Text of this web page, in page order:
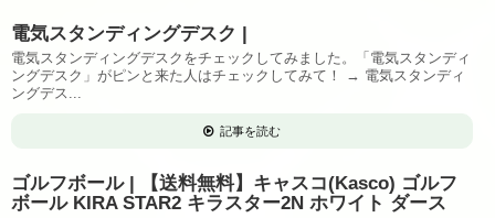
電気スタンディングデスク |
電気スタンディングデスクをチェックしてみました。「電気スタンディ
ングデスク」がピンと来た人はチェックしてみて！ → 電気スタンディ
ングデス...
記事を読む
ゴルフボール | 【送料無料】キャスコ(Kasco) ゴルフ
ボール KIRA STAR2 キラスター2N ホワイト ダース